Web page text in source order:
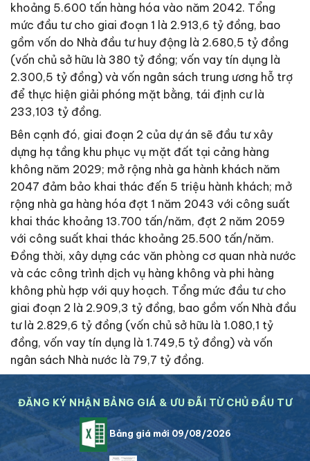
khoảng 5.600 tấn hàng hóa vào năm 2042. Tổng
mức đầu tư cho giai đoạn 1 là 2.913,6 tỷ đồng, bao
gồm vốn do Nhà đầu tư huy động là 2.680,5 tỷ đồng
(vốn chủ sở hữu là 380 tỷ đồng; vốn vay tín dụng là
2.300,5 tỷ đồng) và vốn ngân sách trung ương hỗ trợ
để thực hiện giải phóng mặt bằng, tái định cư là
233,103 tỷ đồng.
Bên cạnh đó, giai đoạn 2 của dự án sẽ đầu tư xây
dựng hạ tầng khu phục vụ mặt đất tại cảng hàng
không năm 2029; mở rộng nhà ga hành khách năm
2047 đảm bảo khai thác đến 5 triệu hành khách; mở
rộng nhà ga hàng hóa đợt 1 năm 2043 với công suất
khai thác khoảng 13.700 tấn/năm, đợt 2 năm 2059
với công suất khai thác khoảng 25.500 tấn/năm.
Đồng thời, xây dựng các văn phòng cơ quan nhà nước
và các công trình dịch vụ hàng không và phi hàng
không phù hợp với quy hoạch. Tổng mức đầu tư cho
giai đoạn 2 là 2.909,3 tỷ đồng, bao gồm vốn Nhà đầu
tư là 2.829,6 tỷ đồng (vốn chủ sở hữu là 1.080,1 tỷ
đồng, vốn vay tín dụng là 1.749,5 tỷ đồng) và vốn
ngân sách Nhà nước là 79,7 tỷ đồng.
ĐĂNG KÝ NHẬN BẢNG GIÁ & ƯU ĐÃI TỪ CHỦ ĐẦU TƯ
Bảng giá mới 09/08/2026